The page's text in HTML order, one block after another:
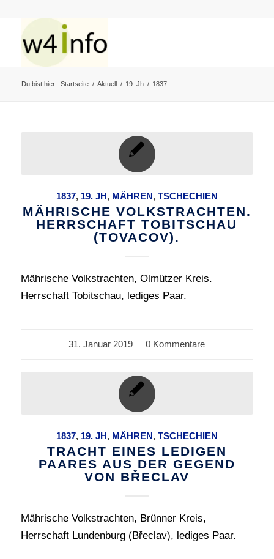
Du bist hier: Startseite / Aktuell / 19. Jh / 1837
1837, 19. JH, MÄHREN, TSCHECHIEN
MÄHRISCHE VOLKSTRACHTEN.
HERRSCHAFT TOBITSCHAU
(TOVACOV).
Mährische Volkstrachten, Olmützer Kreis.
Herrschaft Tobitschau, lediges Paar.
31. Januar 2019
/ 0 Kommentare
1837, 19. JH, MÄHREN, TSCHECHIEN
TRACHT EINES LEDIGEN
PAARES AUS DER GEGEND
VON BŘECLAV
Mährische Volkstrachten, Brünner Kreis,
Herrschaft Lundenburg (Břeclav), lediges Paar.